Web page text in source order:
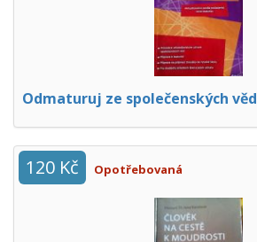
Odmaturuj ze společenských věd
120 Kč Opotřebovaná